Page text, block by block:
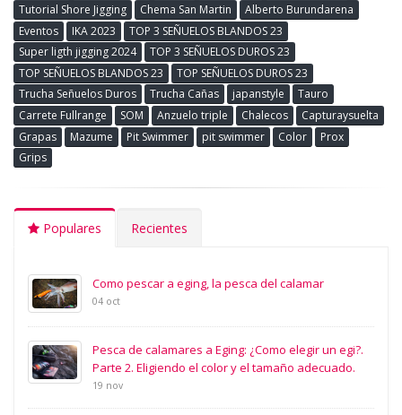
Tutorial Shore Jigging
Chema San Martin
Alberto Burundarena
Eventos
IKA 2023
TOP 3 SEÑUELOS BLANDOS 23
Super ligth jigging 2024
TOP 3 SEÑUELOS DUROS 23
TOP SEÑUELOS BLANDOS 23
TOP SEÑUELOS DUROS 23
Trucha Señuelos Duros
Trucha Cañas japanstyle
Tauro
Carrete Fullrange
SOM Anzuelo triple Chalecos
Capturaysuelta
Grapas
Mazume Pit Swimmer pit swimmer Color
Prox
Grips
Populares Recientes
Como pescar a eging, la pesca del calamar
04 oct
Pesca de calamares a Eging: ¿Como elegir un egi?.
Parte 2. Eligiendo el color y el tamaño adecuado.
19 nov